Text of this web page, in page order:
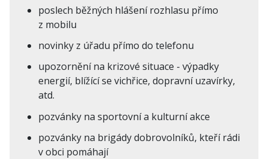
poslech běžných hlášení rozhlasu přímo
z mobilu
novinky z úřadu přímo do telefonu
upozornění na krizové situace - výpadky
energií, blížící se vichřice, dopravní uzavírky,
atd.
pozvánky na sportovní a kulturní akce
pozvánky na brigády dobrovolníků, kteří rádi
v obci pomáhají